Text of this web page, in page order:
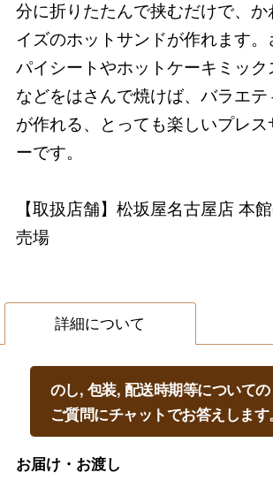
分に折りたたんで挟むだけで、
イズのホットサンドが作れます
パイシートやホットケーキミック
などをはさんで焼けば、バラエ
が作れる、とっても楽しいプレス
ーです。
【取扱店舗】松坂屋名古屋店 本
売場
詳細について
のし, 包装, 配送時期等についての
ご質問にチャットでお答えします
お届け・お渡し